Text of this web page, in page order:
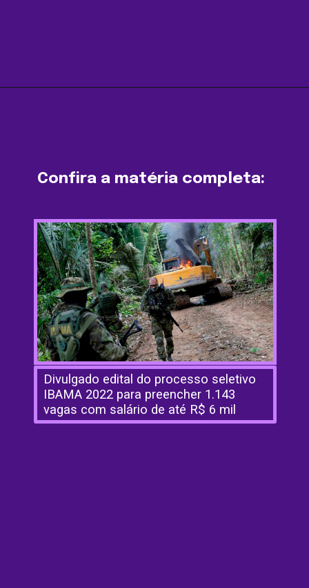
Confira a matéria completa:
Divulgado edital do processo seletivo
IBAMA 2022 para preencher 1.143
vagas com salário de até R$ 6 mil